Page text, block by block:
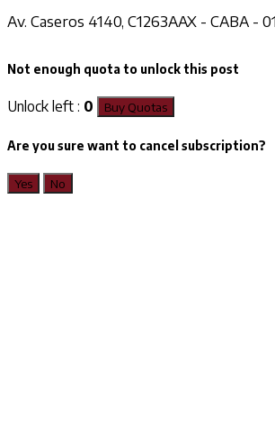
Av. Caseros 4140, C1263AAX - CABA -
Not enough quota to unlock this post
Unlock left : 0 Buy Quotas
Are you sure want to cancel subscription?
Yes No